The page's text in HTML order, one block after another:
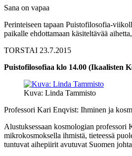
Sana on vapaa
Perinteiseen tapaan Puistofilosofia-
paikalle ehdottamaan käsiteltävää
TORSTAI 23.7.2015
Puistofilosofiaa klo 14.00 (Ikaalisten
Kuva: Linda Tammisto
Professori Kari Enqvist: Ihminen ja
Alustuksessaan kosmologian professori
mikrokosmoksella ihmistä, tieteessä
tuntuvat aihepiirit avutuvat Suomen